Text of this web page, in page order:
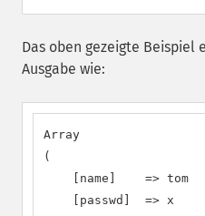
Das oben gezeigte Beispiel
Ausgabe wie:
Array
(
    [name]    => tom
    [passwd]  => x